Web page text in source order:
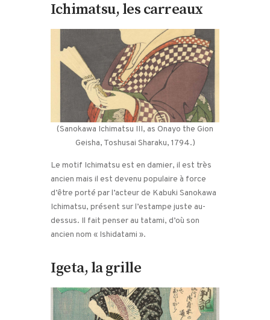
Ichimatsu, les carreaux
(Sanokawa Ichimatsu III, as Onayo the Gion
Geisha, Toshusai Sharaku, 1794.)
Le motif Ichimatsu est en damier, il est très
ancien mais il est devenu populaire à force
d’être porté par l’acteur de Kabuki Sanokawa
Ichimatsu, présent sur l’estampe juste au-
dessus. Il fait penser au tatami, d’où son
ancien nom « Ishidatami ».
Igeta, la grille